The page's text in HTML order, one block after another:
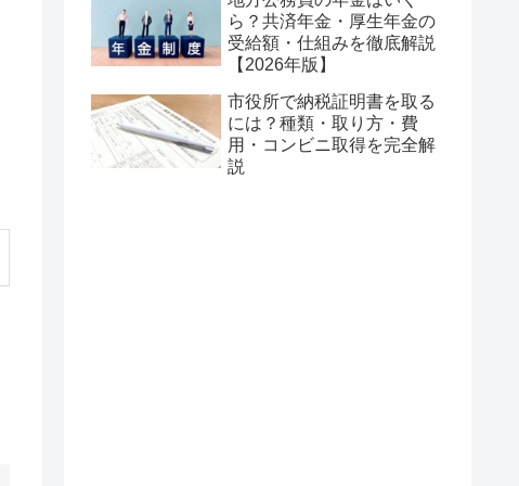
ら？共済年金・厚生年金の
受給額・仕組みを徹底解説
【2026年版】
市役所で納税証明書を取る
には？種類・取り方・費
用・コンビニ取得を完全解
説